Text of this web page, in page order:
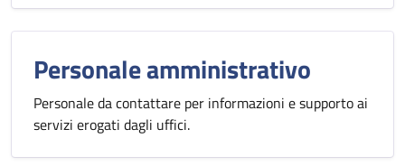
Personale amministrativo
Personale da contattare per informazioni e supporto ai
servizi erogati dagli uffici.